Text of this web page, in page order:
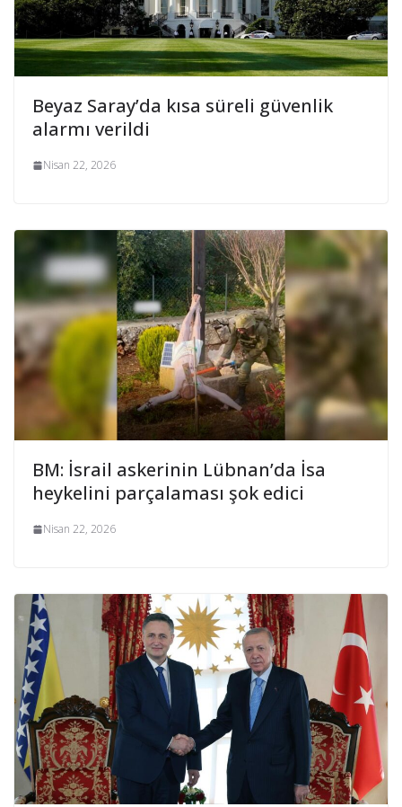
Beyaz Saray’da kısa süreli güvenlik
alarmı verildi
Nisan 22, 2026
BM: İsrail askerinin Lübnan’da İsa
heykelini parçalaması şok edici
Nisan 22, 2026